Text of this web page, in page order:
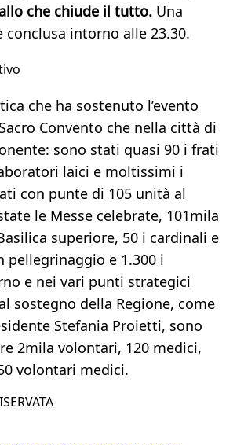
che chiude il tutto. Una
conclusa intorno alle 23.30.
che ha sostenuto l’evento
Convento che nella città di
sono stati quasi 90 i frati
laici e moltissimi i
con punte di 105 unità al
le Messe celebrate, 101mila
superiore, 50 i cardinali e
pellegrinaggio e 1.300 i
e nei vari punti strategici
sostegno della Regione, come
Stefania Proietti, sono
2mila volontari, 120 medici,
volontari medici.